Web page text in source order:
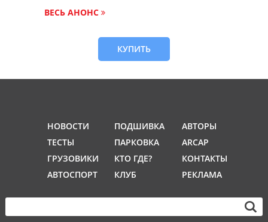
ВЕСЬ АНОНС
КУПИТЬ
НОВОСТИ
ТЕСТЫ
ГРУЗОВИКИ
АВТОСПОРТ
ПОДШИВКА
ПАРКОВКА
КТО ГДЕ?
КЛУБ
АВТОРЫ
ARCAP
КОНТАКТЫ
РЕКЛАМА